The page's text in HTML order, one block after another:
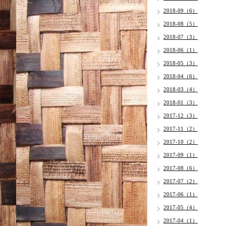
2018-09（6）
2018-08（5）
2018-07（3）
2018-06（1）
2018-05（3）
2018-04（6）
2018-03（4）
2018-01（3）
2017-12（3）
2017-11（2）
2017-10（2）
2017-09（1）
2017-08（6）
2017-07（2）
2017-06（1）
2017-05（4）
2017-04（1）